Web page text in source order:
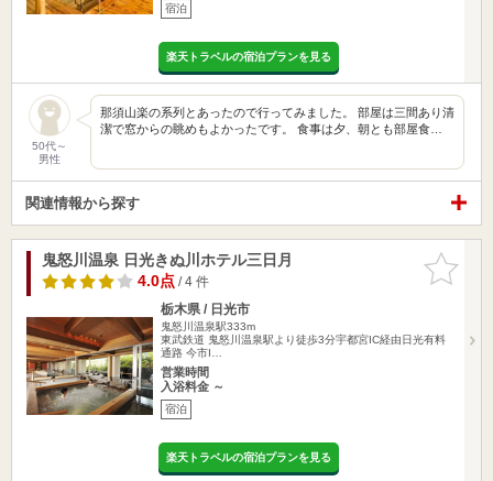
宿泊
楽天トラベルの宿泊プランを見る
50代～
男性
那須山楽の系列とあったので行ってみました。 部屋は三間あり清
潔で窓からの眺めもよかったです。 食事は夕、朝とも部屋食…
関連情報から探す
お気に入
りに追加
鬼怒川温泉 日光きぬ川ホテル三日月
4.0点/ 4 件
栃木県 / 日光市
鬼怒川温泉駅333m
東武鉄道 鬼怒川温泉駅より徒歩3分宇都宮IC経由日光有料
通路 今市I…
営業時間
入浴料金 ～
宿泊
楽天トラベルの宿泊プランを見る